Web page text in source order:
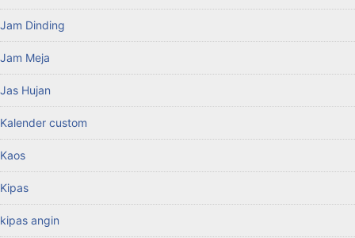
Jam Dinding
Jam Meja
Jas Hujan
Kalender custom
Kaos
Kipas
kipas angin